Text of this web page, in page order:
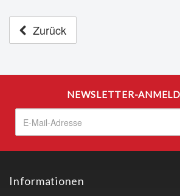
Zurück
NEWSLETTER-
Informationen